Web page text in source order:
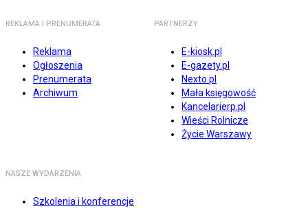
REKLAMA I PRENUMERATA
Reklama
Ogłoszenia
Prenumerata
Archiwum
PARTNERZY
E-kiosk.pl
E-gazety.pl
Nexto.pl
Mała księgowość
Kancelarierp.pl
Wieści Rolnicze
Życie Warszawy
NASZE WYDARZENIA
Szkolenia i konferencje